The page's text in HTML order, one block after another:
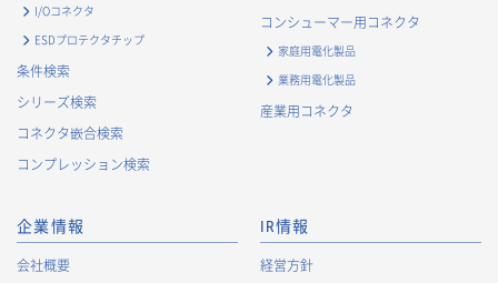
I/Oコネクタ
ESDプロテクタチップ
条件検索
シリーズ検索
コネクタ嵌合検索
コンプレッション検索
コンシューマー用コネクタ
家庭用電化製品
業務用電化製品
産業用コネクタ
企業情報
会社概要
IR情報
経営方針